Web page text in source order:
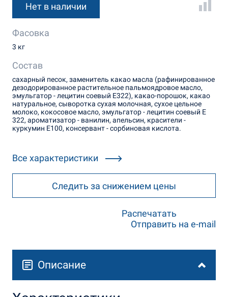
Нет в наличии
Фасовка
3 кг
Состав
сахарный песок, заменитель какао масла (рафинированное
дезодорированное растительное пальмоядровое масло,
эмульгатор - лецитин соевый Е322), какао-порошок, какао
натуральное, сыворотка сухая молочная, сухое цельное
молоко, кокосовое масло, эмульгатор - лецитин соевый Е
322, ароматизатор - ванилин, апельсин, красители -
куркумин Е100, консервант - сорбиновая кислота.
Все характеристики
Следить за снижением цены
Распечатать
Отправить на e-mail
Описание